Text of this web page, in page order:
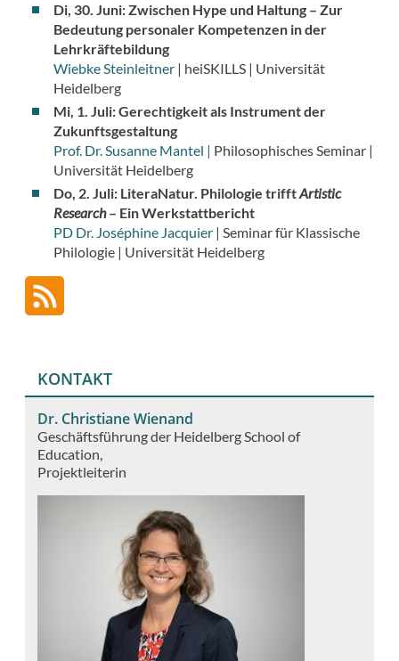
Di, 30. Juni:Zwischen Hype und Haltung – Zur
Bedeutung personaler Kompetenzen in der
Lehrkräftebildung
Wiebke Steinleitner| heiSKILLS | Universität
Heidelberg
Mi, 1. Juli: Gerechtigkeit als Instrument der
Zukunftsgestaltung
Prof. Dr. Susanne Mantel | Philosophisches Seminar |
Universität Heidelberg
Do, 2. Juli: LiteraNatur. Philologie trifftArtistic
Research– Ein Werkstattbericht
PD Dr. Joséphine Jacquier| Seminar für Klassische
Philologie | Universität Heidelberg
KONTAKT
Dr. Christiane Wienand
Geschäftsführung der Heidelberg School of
Education
Projektleiterin